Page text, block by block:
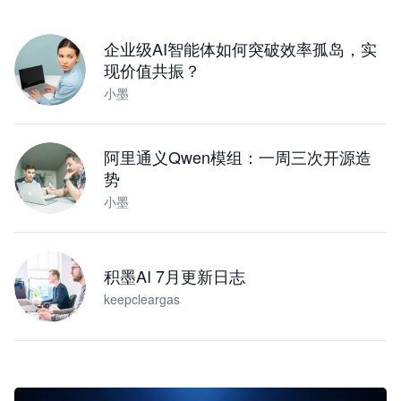
企业级AI智能体如何突破效率孤岛，实
现价值共振？
小墨
阿里通义Qwen模组：一周三次开源造
势
小墨
积墨AI 7月更新日志
keepcleargas